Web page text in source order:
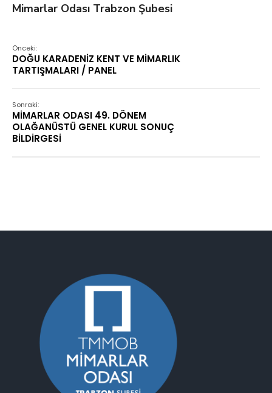
Mimarlar Odası Trabzon Şubesi
Önceki:
DOĞU KARADENİZ KENT VE MİMARLIK
TARTIŞMALARI / PANEL
Sonraki:
MİMARLAR ODASI 49. DÖNEM
OLAĞANÜSTÜ GENEL KURUL SONUÇ
BİLDİRGESİ